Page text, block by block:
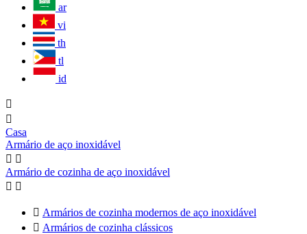
ar
vi
th
tl
id


Casa
Armário de aço inoxidável
 
Armário de cozinha de aço inoxidável
 
 Armários de cozinha modernos de aço inoxidável
 Armários de cozinha clássicos